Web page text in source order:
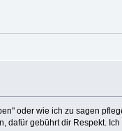
oder wie ich zu sagen
dafür gebührt dir Respekt.